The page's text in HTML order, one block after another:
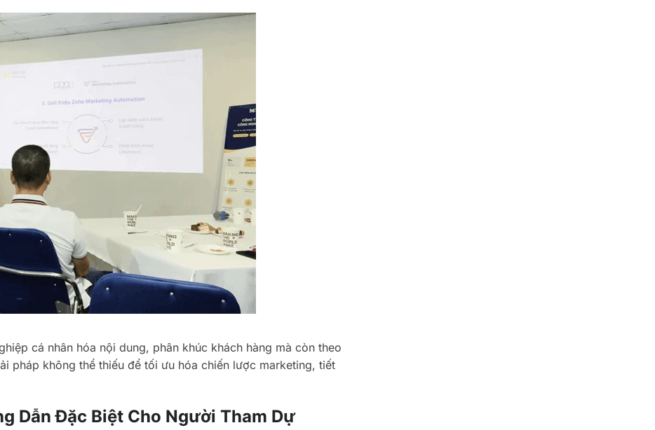
cá nhân hóa nội dung, phân khúc khách hàng mà còn theo
pháp không thể thiếu để tối ưu hóa chiến lược marketing, tiết
Dẫn Đặc Biệt Cho Người Tham Dự